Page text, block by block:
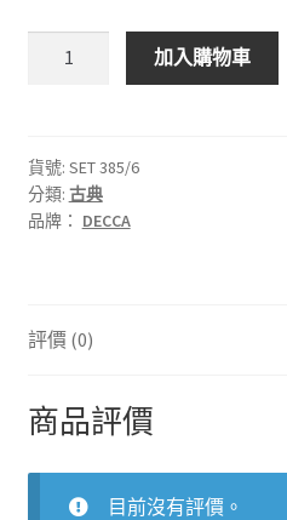
勒：
D
小
號
響
曲
2LP
加入購物車
貨號: SET 385/6
分類: 古典
品牌： DECCA
評價 (0)
商品評價
目前沒有評價。